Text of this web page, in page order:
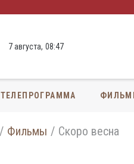
7 августа, 08:47
ТЕЛЕПРОГРАММА
Фильмы Скоро весна